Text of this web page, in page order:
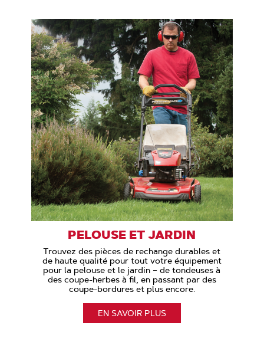
PELOUSE ET JARDIN
Trouvez des pièces de rechange durables et
de haute qualité pour tout votre équipement
pour la pelouse et le jardin – de tondeuses à
des coupe-herbes à fil, en passant par des
coupe-bordures et plus encore.
EN SAVOIR PLUS